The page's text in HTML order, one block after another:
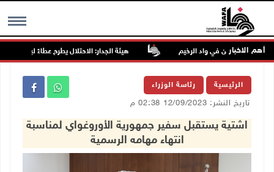
MENU أهم الاخبار هيئة الجدار: الاحتلال يطرح عطاءً لبناء 627 وحدة استعمارية جديدة على أراضي محافظة رام الله والبيرة
الرئيسية رئاسة الوزراء
تاريخ النشر: 12/09/2023 02:38 م
اشتية يستقبل سفير جمهورية الأوروغواي لمناسبة
انتهاء مهامه الرسمية